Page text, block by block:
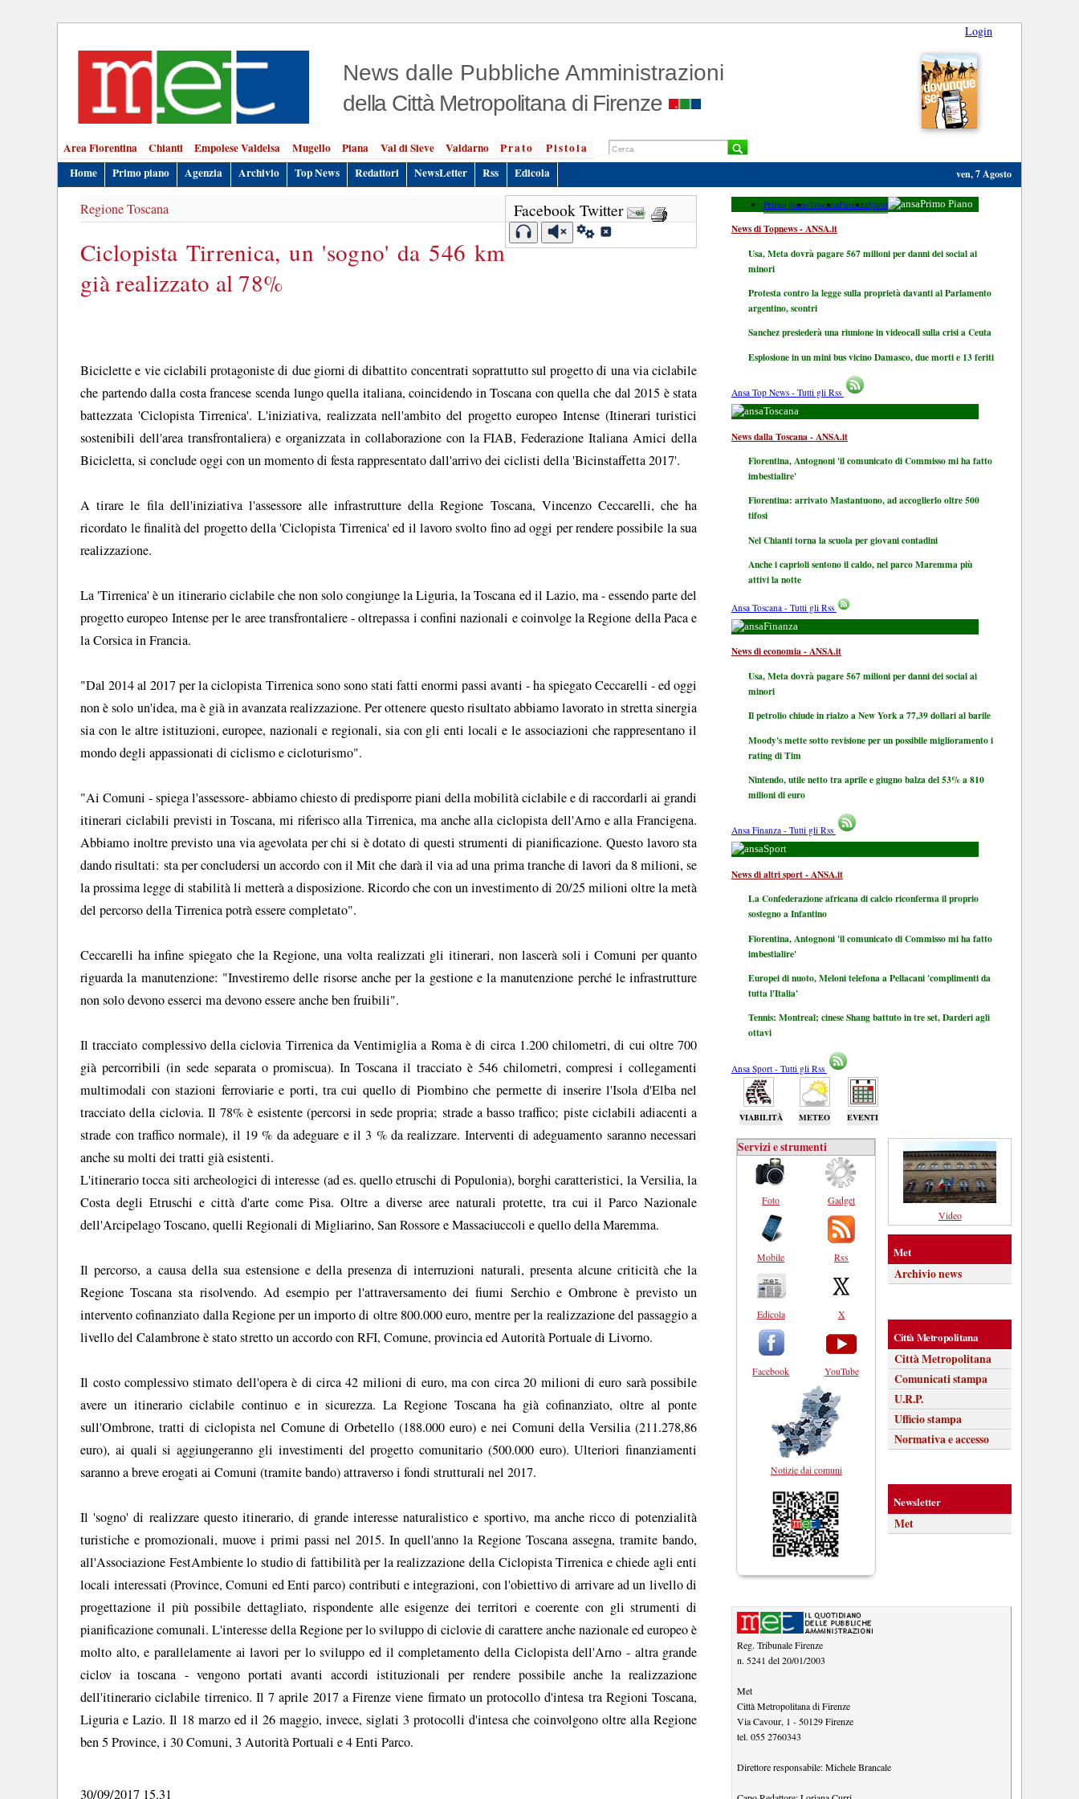
Login
News dalle Pubbliche Amministrazioni
della Città Metropolitana di Firenze
Area Fiorentina Chianti Empolese Valdelsa Mugello Piana Val di Sieve Valdarno Prato
Pistoia
Home
Primo piano Agenzia Archivio Top News Redattori NewsLetter Rss Edicola ven, 7 Agosto
Facebook Twitter
Regione Toscana
Ciclopista Tirrenica, un 'sogno' da 546 km
già realizzato al 78%
Biciclette e vie ciclabili protagoniste di due giorni di dibattito concentrati soprattutto sul progetto di una via ciclabile
che partendo dalla costa francese scenda lungo quella italiana, coincidendo in Toscana con quella che dal 2015 è stata
battezzata 'Ciclopista Tirrenica'. L'iniziativa, realizzata nell'ambito del progetto europeo Intense (Itinerari turistici
sostenibili dell'area transfrontaliera) e organizzata in collaborazione con la FIAB, Federazione Italiana Amici della
Bicicletta, si conclude oggi con un momento di festa rappresentato dall'arrivo dei ciclisti della 'Bicinstaffetta 2017'.
A tirare le fila dell'iniziativa l'assessore alle infrastrutture della Regione Toscana, Vincenzo Ceccarelli, che ha
ricordato le finalità del progetto della 'Ciclopista Tirrenica' ed il lavoro svolto fino ad oggi per rendere possibile la sua
realizzazione.
La 'Tirrenica' è un itinerario ciclabile che non solo congiunge la Liguria, la Toscana ed il Lazio, ma - essendo parte del
progetto europeo Intense per le aree transfrontaliere - oltrepassa i confini nazionali e coinvolge la Regione della Paca e
la Corsica in Francia.
"Dal 2014 al 2017 per la ciclopista Tirrenica sono sono stati fatti enormi passi avanti - ha spiegato Ceccarelli - ed oggi
non è solo un'idea, ma è già in avanzata realizzazione. Per ottenere questo risultato abbiamo lavorato in stretta sinergia
sia con le altre istituzioni, europee, nazionali e regionali, sia con gli enti locali e le associazioni che rappresentano il
mondo degli appassionati di ciclismo e cicloturismo".
"Ai Comuni - spiega l'assessore- abbiamo chiesto di predisporre piani della mobilità ciclabile e di raccordarli ai grandi
itinerari ciclabili previsti in Toscana, mi riferisco alla Tirrenica, ma anche alla ciclopista dell'Arno e alla Francigena.
Abbiamo inoltre previsto una via agevolata per chi si è dotato di questi strumenti di pianificazione. Questo lavoro sta
dando risultati: sta per concludersi un accordo con il Mit che darà il via ad una prima tranche di lavori da 8 milioni, se
la prossima legge di stabilità li metterà a disposizione. Ricordo che con un investimento di 20/25 milioni oltre la metà
del percorso della Tirrenica potrà essere completato".
Ceccarelli ha infine spiegato che la Regione, una volta realizzati gli itinerari, non lascerà soli i Comuni per quanto
riguarda la manutenzione: "Investiremo delle risorse anche per la gestione e la manutenzione perché le infrastrutture
non solo devono esserci ma devono essere anche ben fruibili".
Il tracciato complessivo della ciclovia Tirrenica da Ventimiglia a Roma è di circa 1.200 chilometri, di cui oltre 700
già percorribili (in sede separata o promiscua). In Toscana il tracciato è 546 chilometri, compresi i collegamenti
multimodali con stazioni ferroviarie e porti, tra cui quello di Piombino che permette di inserire l'Isola d'Elba nel
tracciato della ciclovia. Il 78% è esistente (percorsi in sede propria; strade a basso traffico; piste ciclabili adiacenti a
strade con traffico normale), il 19 % da adeguare e il 3 % da realizzare. Interventi di adeguamento saranno necessari
anche su molti dei tratti già esistenti.
L'itinerario tocca siti archeologici di interesse (ad es. quello etruschi di Populonia), borghi caratteristici, la Versilia, la
Costa degli Etruschi e città d'arte come Pisa. Oltre a diverse aree naturali protette, tra cui il Parco Nazionale
dell'Arcipelago Toscano, quelli Regionali di Migliarino, San Rossore e Massaciuccoli e quello della Maremma.
Il percorso, a causa della sua estensione e della presenza di interruzioni naturali, presenta alcune criticità che la
Regione Toscana sta risolvendo. Ad esempio per l'attraversamento dei fiumi Serchio e Ombrone è previsto un
intervento cofinanziato dalla Regione per un importo di oltre 800.000 euro, mentre per la realizzazione del passaggio a
livello del Calambrone è stato stretto un accordo con RFI, Comune, provincia ed Autorità Portuale di Livorno.
Il costo complessivo stimato dell'opera è di circa 42 milioni di euro, ma con circa 20 milioni di euro sarà possibile
avere un itinerario ciclabile continuo e in sicurezza. La Regione Toscana ha già cofinanziato, oltre al ponte
sull'Ombrone, tratti di ciclopista nel Comune di Orbetello (188.000 euro) e nei Comuni della Versilia (211.278,86
euro), ai quali si aggiungeranno gli investimenti del progetto comunitario (500.000 euro). Ulteriori finanziamenti
saranno a breve erogati ai Comuni (tramite bando) attraverso i fondi strutturali nel 2017.
Il 'sogno' di realizzare questo itinerario, di grande interesse naturalistico e sportivo, ma anche ricco di potenzialità
turistiche e promozionali, muove i primi passi nel 2015. In quell'anno la Regione Toscana assegna, tramite bando,
all'Associazione FestAmbiente lo studio di fattibilità per la realizzazione della Ciclopista Tirrenica e chiede agli enti
locali interessati (Province, Comuni ed Enti parco) contributi e integrazioni, con l'obiettivo di arrivare ad un livello di
progettazione il più possibile dettagliato, rispondente alle esigenze dei territori e coerente con gli strumenti di
pianificazione comunali. L'interesse della Regione per lo sviluppo di ciclovie di carattere anche nazionale ed europeo è
molto alto, e parallelamente ai lavori per lo sviluppo ed il completamento della Ciclopista dell'Arno - altra grande
ciclov ia toscana - vengono portati avanti accordi istituzionali per rendere possibile anche la realizzazione
dell'itinerario ciclabile tirrenico. Il 7 aprile 2017 a Firenze viene firmato un protocollo d'intesa tra Regioni Toscana,
Liguria e Lazio. Il 18 marzo ed il 26 maggio, invece, siglati 3 protocolli d'intesa che coinvolgono oltre alla Regione
ben 5 Province, i 30 Comuni, 3 Autorità Portuali e 4 Enti Parco.
30/09/2017 15.31
Primo pianoToscanaFinanzaSport Primo Piano
News di Topnews - ANSA.it
Usa, Meta dovrà pagare 567 milioni per danni dei social ai
minori
Protesta contro la legge sulla proprietà davanti al Parlamento
argentino, scontri
Sanchez presiederà una riunione in videocall sulla crisi a Ceuta
Esplosione in un mini bus vicino Damasco, due morti e 13 feriti
Ansa Top News - Tutti gli Rss
Toscana
News dalla Toscana - ANSA.it
Fiorentina, Antognoni 'il comunicato di Commisso mi ha fatto
imbestialire'
Fiorentina: arrivato Mastantuono, ad accoglierlo oltre 500
tifosi
Nel Chianti torna la scuola per giovani contadini
Anche i caprioli sentono il caldo, nel parco Maremma più
attivi la notte
Ansa Toscana - Tutti gli Rss
Finanza
News di economia - ANSA.it
Usa, Meta dovrà pagare 567 milioni per danni dei social ai
minori
Il petrolio chiude in rialzo a New York a 77,39 dollari al barile
Moody's mette sotto revisione per un possibile miglioramento i
rating di Tim
Nintendo, utile netto tra aprile e giugno balza del 53% a 810
milioni di euro
Ansa Finanza - Tutti gli Rss
Sport
News di altri sport - ANSA.it
La Confederazione africana di calcio riconferma il proprio
sostegno a Infantino
Fiorentina, Antognoni 'il comunicato di Commisso mi ha fatto
imbestialire'
Europei di nuoto, Meloni telefona a Pellacani 'complimenti da
tutta l'Italia'
Tennis: Montreal; cinese Shang battuto in tre set, Darderi agli
ottavi
Ansa Sport - Tutti gli Rss
VIABILITÀ METEO EVENTI
Servizi e strumenti
Foto
Mobile
Edicola
Facebook
Gadget
Rss
X
YouTube
Notizie dai comuni
Video
Met
Archivio news
Città Metropolitana
Città Metropolitana
Comunicati stampa
U.R.P.
Ufficio stampa
Normativa e accesso
Newsletter
Met
Reg. Tribunale Firenze
n. 5241 del 20/01/2003
Met
Città Metropolitana di Firenze
Via Cavour, 1 - 50129 Firenze
tel. 055 2760343
Direttore responsabile:Michele Brancale